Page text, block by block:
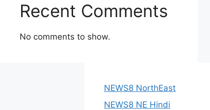
Recent Comments
No comments to show.
NEWS8 NorthEast
NEWS8 NE Hindi